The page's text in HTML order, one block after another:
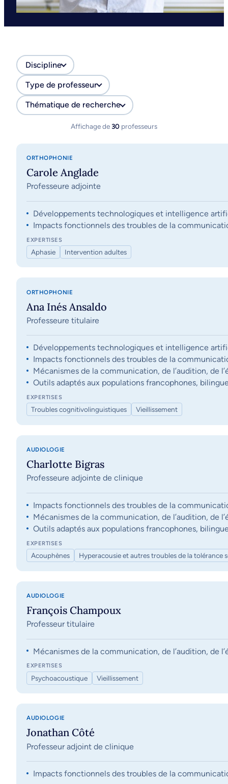
Discipline
Type de professeur
Thématique de recherche
Affichage de30 professeurs
ORTHOPHONIE
Carole Anglade
Professeure adjointe
Développements technologiques et intelligence
Impacts fonctionnels des troubles de la
EXPERTISES
Aphasie Intervention adultes
ORTHOPHONIE
Ana Inés Ansaldo
Professeure titulaire
Développements technologiques et intelligence
Impacts fonctionnels des troubles de la
Mécanismes de la communication, de l’audition, de
Outils adaptés aux populations francophones,
EXPERTISES
Troubles cognitivolinguistiques Vieillissement
AUDIOLOGIE
Charlotte Bigras
Professeure adjointe de clinique
Impacts fonctionnels des troubles de la
Mécanismes de la communication, de l’audition, de
Outils adaptés aux populations francophones,
EXPERTISES
Acouphènes Hyperacousie et autres troubles de la tolérance
AUDIOLOGIE
François Champoux
Professeur titulaire
Mécanismes de la communication, de l’audition, de
EXPERTISES
Psychoacoustique Vieillissement
AUDIOLOGIE
Jonathan Côté
Professeur adjoint de clinique
Impacts fonctionnels des troubles de la